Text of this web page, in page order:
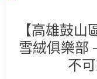
【高雄鼓山
雪絨俱樂部
不